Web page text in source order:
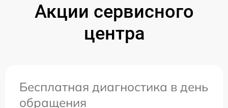
Акции сервисного
центра
Бесплатная диагностика в день
обращения